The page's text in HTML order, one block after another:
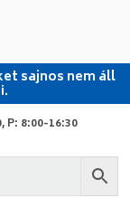
sajnos nem áll
P: 8:00-16:30